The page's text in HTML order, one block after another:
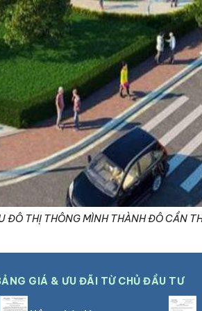
ĐÔ THỊ THÔNG MÌNH THÀNH ĐÔ CẦN
GIÁ & ƯU ĐÃI TỪ CHỦ ĐẦU TƯ